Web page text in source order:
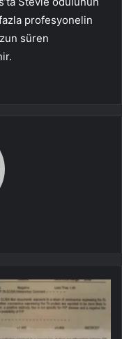
profesyonelin
süren